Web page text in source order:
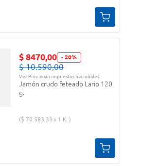
$ 8470,00 -20%
$ 10.590,00
Ver Precio sin impuestos nacionales
Jamón crudo feteado Lario 120
g.
$ 70 583 33 1 K.